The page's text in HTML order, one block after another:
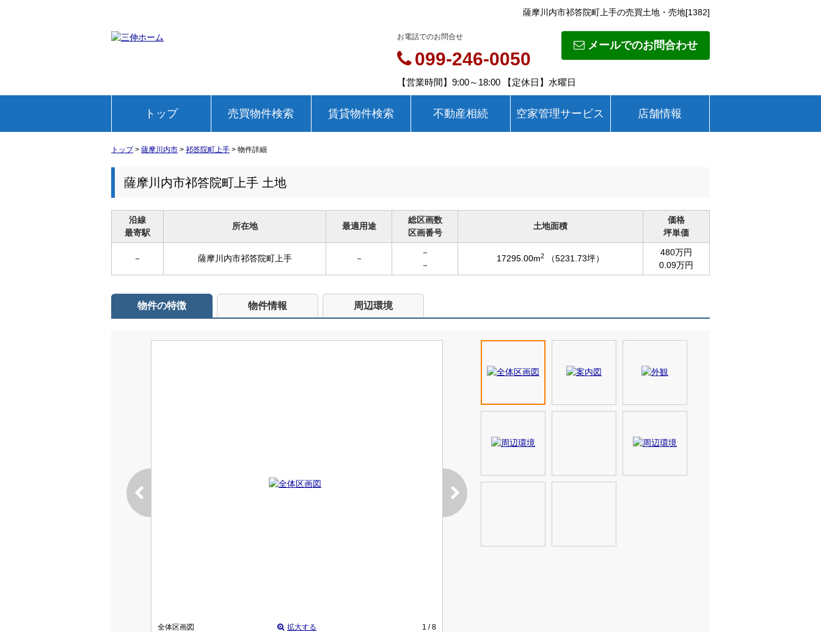
薩摩川内市祁答院町上手の売買土地・売地[1382]
メールでのお問合わせ
お電話でのお問合せ
099-246-0050
【営業時間】9:00～18:00 【定休日】水曜日
トップ 売買物件検索 賃貸物件検索 不動産相続 空家管理サービス 店舗情報
トップ> 薩摩川内市 > 祁答院町上手 > 物件詳細
薩摩川内市祁答院町上手 土地
沿線
最寄駅
所在地 最適用途
総区画数
区画番号
土地面積
価格
坪単価
－ 薩摩川内市祁答院町上手 －
－
－
17295.00m2 （5231.73坪）
480万円
0.09万円
物件の特徴 物件情報 周辺環境
全体区画図 拡大する 1 / 8